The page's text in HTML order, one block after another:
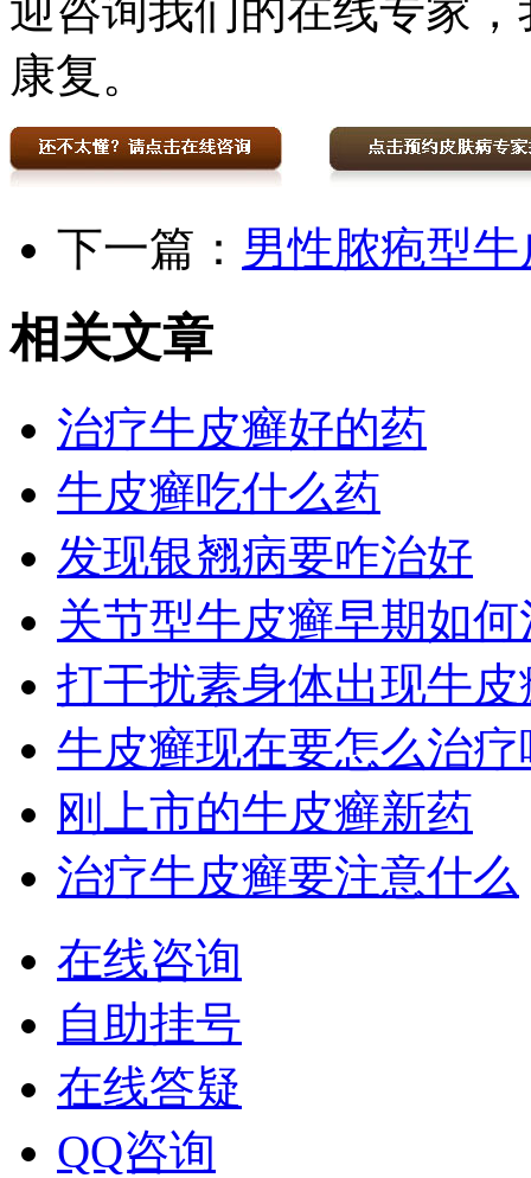
迎咨询我们的在线专家
康复。
下一篇： 男性脓疱型
相关文章
治疗牛皮癣好的药
牛皮癣吃什么药
发现银翘病要咋治好
关节型牛皮癣早期如
打干扰素身体出现牛
牛皮癣现在要怎么治疗
刚上市的牛皮癣新药
治疗牛皮癣要注意什么
在线咨询
自助挂号
在线答疑
QQ咨询